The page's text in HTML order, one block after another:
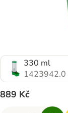
330 ml
1423942.0
889 Kč